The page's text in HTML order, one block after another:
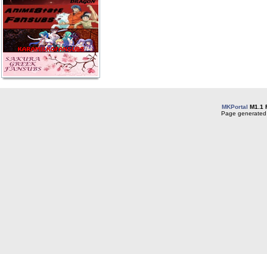
MKPortal M1.1
Page